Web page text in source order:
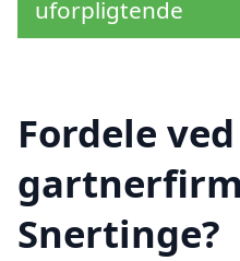
uforpligtende
Fordele
Snertinge?